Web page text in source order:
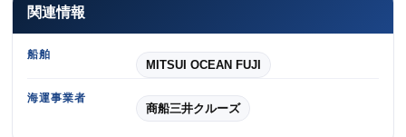
関連情報
船舶
MITSUI OCEAN FUJI
海運事業者
商船三井クルーズ